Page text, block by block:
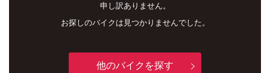
申し訳ありません。
お探しのバイクは見つかりませんでした。
他のバイクを探す